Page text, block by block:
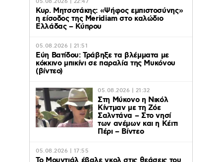
Κυρ. Μητσοτάκης: «Ψήφος εμπιστοσύνης»
η είσοδος της Meridiam στο καλώδιο
Ελλάδας – Κύπρου
05.08.2026 | 21:51
Εύη Βατίδου: Τράβηξε τα βλέμματα με
κόκκινο μπικίνι σε παραλία της Μυκόνου
(βίντεο)
05.08.2026 | 21:32
Στη Μύκονο η Νικόλ
Κίντμαν με τη Ζόε
Σαλντάνα – Στο νησί
των ανέμων και η Κέιτι
Πέρι – Βίντεο
05.08.2026 | 17:55